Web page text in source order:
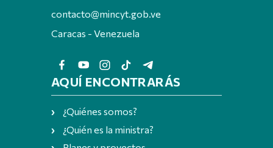
contacto@mincyt.gob.ve
Caracas - Venezuela
AQUÍ ENCONTRARÁS
¿Quiénes somos?
¿Quién es la ministra?